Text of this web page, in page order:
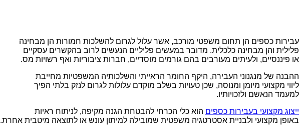
עבירות כספים הן תחום משפטי מורכב, אשר עלול לגרום להשלכות חמורות הן מבחינה
פלילית והן מבחינה כלכלית. מדובר במעשים פליליים הנעשים לרוב בהקשרים עסקיים
או פיננסיים, ולעיתים מעורבים בהם גורמים מוסדיים, חברות ציבוריות ואף רשויות מס.
ההבנה של מנגנוני העבירה, היקף החומר הראייתי והשלכותיה המשפטיות מחייבת
ליווי מקצועי מיומן ומנוסה, שכן טעויות בשלב מוקדם עלולות לגרום לנזק בלתי הפיך
למעמד הנאשם ולזכויותיו.
ייצוג מקצועי בעבירות כספים הוא כלי הכרחי להבטחת הגנה מקיפה, לניתוח ראיות
באופן מקצועי ולבניית אסטרטגיה משפטית שמובילה למיתון עונש או לתוצאה מיטבית אחרת.